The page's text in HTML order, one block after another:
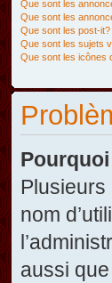
Que sont les
Que sont les
Que sont les post-it?
Que sont les sujets
Que sont les icônes
nom
aussi